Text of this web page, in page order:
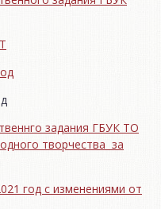
задания ГБУК ТО
творчества за
год с изменениями от